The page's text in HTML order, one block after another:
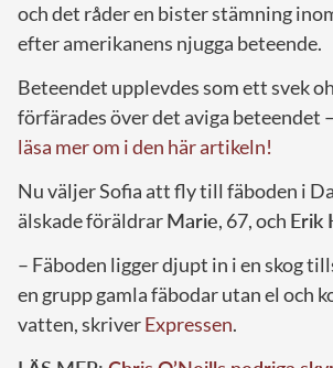
och det råder en bister stämning
efter amerikanens njugga beteende.
Beteendet upplevdes som ett svek
förfärades över det aviga beteendet
läsa mer om i den här artikeln!
Nu väljer Sofia att fly till fäboden i
älskade föräldrarMarie, 67, och Erik
– Fäboden ligger djupt in i en skog
en grupp gamla fäbodar utan el och
vatten, skriverExpressen.